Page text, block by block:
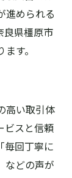
進められる
良県橿原市
す。
高い取引体
ビスと信頼
毎回丁寧に
などの声が